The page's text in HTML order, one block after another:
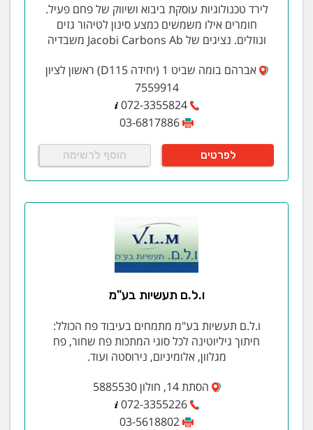
לירד טכנולוגיות עוסקת ביבוא ושיווק של פחם פעיל.
חומרים אילו משמשים כמצע סינון לטיהור גזים
ונוזלים. נציגים של Jacobi Carbons Ab משבדיה
אברהם בומה שביט 1 (יחידה D115) ראשון לציון
7559914
072-3355824
03-6817886
לפרטים הוסף לרשימה
ו.ל.ם תעשיות בע"מ
ו.ל.ם תעשיות בע"מ מתמחים בעיבוד פח הכולל:
חיתוך גיליוטינה לכל סוגי המתכות פח שחור, פח
מגלוון, אלומיניום, נירוסטה ועוד.
הסתת 14, חולון 5885530
072-3355226
03-5618802